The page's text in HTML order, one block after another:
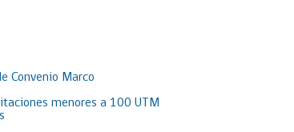
Convenio Marco
menores a 100 UTM